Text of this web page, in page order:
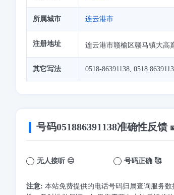
所属城市 连云港市
注册地址 连云港市赣榆区赣马镇大高
其它写法 0518-86391138, 0518
号码051886391138准确性反馈
无人接听 😑 号码正确 🥰
注意: 本站免费提供的电话号码归属查询服务